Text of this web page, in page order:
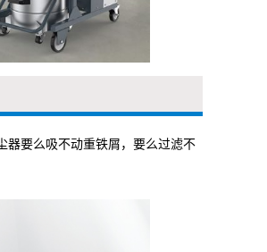
器要么吸不动重铁屑，要么过滤不